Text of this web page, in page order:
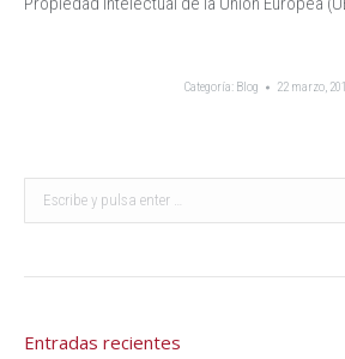
Categoría: Blog 22 marzo,
Buscar:
Entradas recientes